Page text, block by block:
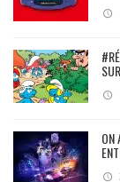
ON